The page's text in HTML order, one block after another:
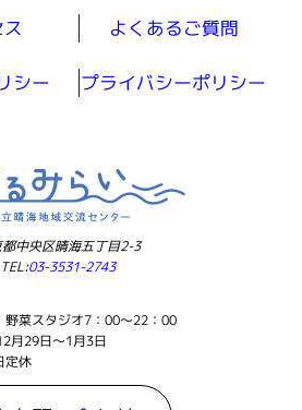
よくあるご質問
シー プライバシーポリシー
都中央区晴海五丁目2-3
TEL:03-3531-2743
菜スタジオ7：00～22：00
月29日～1月3日
定休